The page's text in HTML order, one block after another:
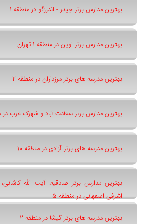
بهترین مدارس برتر چیذر - اندرزگو در منطقه 1
بهترین مدارس برتر اوین در منطقه 1 تهران
بهترین مدرسه های برتر مرزداران در منطقه 2
بهترین مدارس برتر سعادت آباد و شهرک غرب در
بهترین مدرسه های برتر آزادی در منطقه 10
بهترین مدارس برتر صادقیه، آیت الله
اشرفی اصفهانی در منطقه 5
بهترین مدرسه های برتر گیشا در منطقه 2